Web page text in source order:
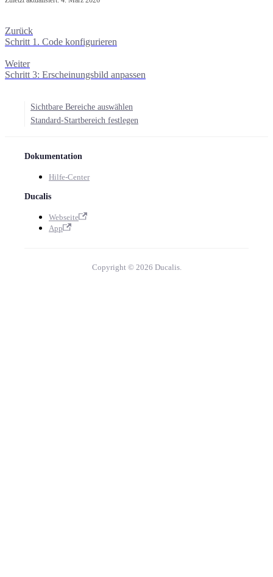
Zurück
Schritt 1. Code konfigurieren
Weiter
Schritt 3: Erscheinungsbild anpassen
Sichtbare Bereiche auswählen
Standard-Startbereich festlegen
Dokumentation
Hilfe-Center
Ducalis
Webseite
App
Copyright © 2026 Ducalis.